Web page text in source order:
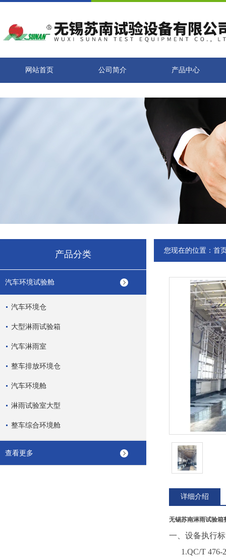
网站首页 公司简介 产品中心
产品分类
汽车环境试验舱
汽车环境仓
大型淋雨试验箱
汽车淋雨室
整车排放环境仓
汽车环境舱
淋雨试验室大型
整车综合环境舱
查看更多
您现在的位置： 首
详细介绍
无锡苏南淋雨试验箱
一、 设备执行
1.QC/T